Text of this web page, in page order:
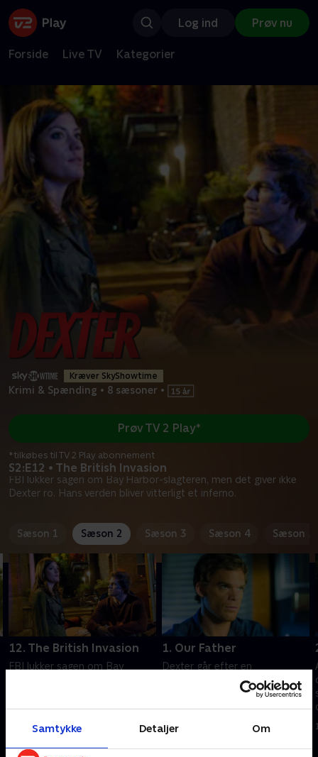
Samtykke Detaljer Om
Log ind Prøv nu
Forside Live TV Kategorier
Kræver SkyShowtime
Krimi & Spænding • 8 sæsoner •
S2:E12 • The British Invasion
FBI lukker sagen om Bay Harbor-slagteren, men det giver ikke
Dexter ro. Hans verden bliver vitterligt et inferno.
Prøv TV 2 Play*
*tilkøbes til TV 2 Play abonnement
Sæson 1 Sæson 2 Sæson 3 Sæson 4 Sæson 5
12. The British Invasion
FBI lukker sagen om Bay
verden bliver vitterligt et
1. juli 2021 • 49 min
1. Our Father
Dexter går efter en
narkohandler, som også er i
den assisterende statsadvokat
Miguel Prados søgelys.
1. juli 2021 • 55 min